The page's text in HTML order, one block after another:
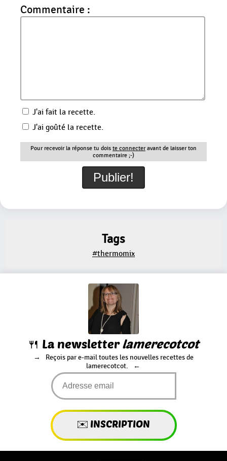
Commentaire :
J'ai fait la recette.
J'ai goûté la recette.
Pour recevoir la réponse tu dois te connecteravant de laisser ton
commentaire ;-)
Tags
#thermomix
🍴 La newsletterlamerecotcot
Reçois par e-mail toutes les nouvelles recettes de
lamerecotcot.